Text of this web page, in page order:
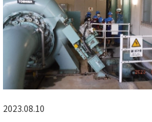
2023.08.10